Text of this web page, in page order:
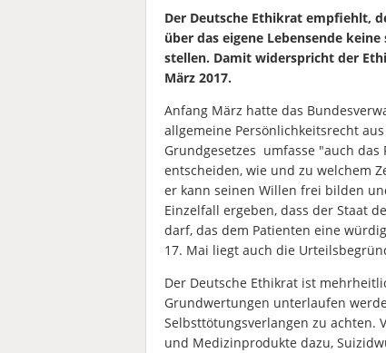
Der Deutsche Ethikrat empfiehlt,
über das eigene Lebensende
stellen. Damit widerspricht der
März 2017.
Anfang März hatte das
allgemeine Persönlichkeitsrecht
Grundgesetzes umfasse "auch
entscheiden, wie und zu welchem
er kann seinen Willen frei bilden
Einzelfall ergeben, dass der Staat
darf, das dem Patienten eine
17. Mai liegt auch die
Der Deutsche Ethikrat ist
Grundwertungen unterlaufen
Selbsttötungsverlangen zu achten.
und Medizinprodukte dazu,